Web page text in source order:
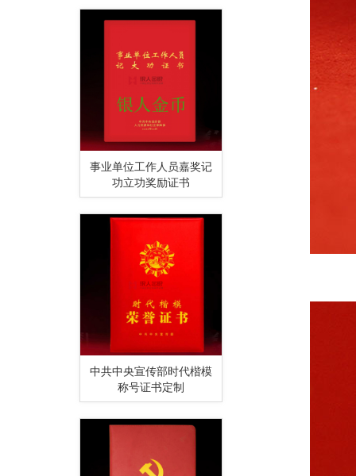
事业单位工作人员嘉奖记
功立功奖励证书
中共中央宣传部时代楷模
称号证书定制